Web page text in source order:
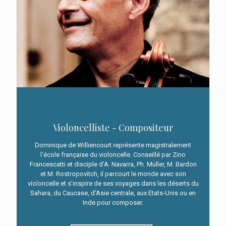
Violoncelliste - Compositeur
Dominique de Williencourt représente
magistralement l’école française du
Violoncelliste - Compositeur
Dominique de Williencourt représente magistralement
l’école française du violoncelle. Conseillé par Zino
Francescatti et disciple d’A. Navarra, Ph. Muller, M. Bardon
et M. Rostropovitch, il parcourt le monde avec son
violoncelle et s’inspire de ses voyages dans les déserts du
Sahara, du Caucase, d’Asie centrale, aux Etats-Unis ou en
Inde pour composer.